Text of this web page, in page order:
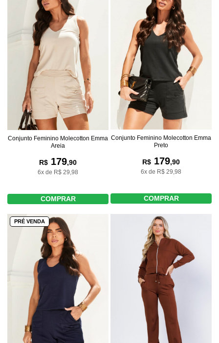
Conjunto Feminino Molecotton Emma
Areia
R$ 179,90
6x de R$ 29,98
COMPRAR
Conjunto Feminino Molecotton Emma
Preto
R$ 179,90
6x de R$ 29,98
COMPRAR
PRÉ VENDA